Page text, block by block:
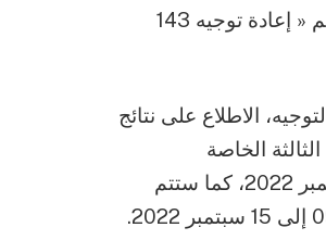
التخصصات التي تخضع للانتقاء، « تم قبول 93.64% منهم »، في حين تم « إعادة توجيه 143
الاطلاع على نتائج
الخاصة
بالتسجيلات النهائية عبر الخط، في الفترة الممتدة من 05 إلى 08 سبتمبر 2022، كما ستتم